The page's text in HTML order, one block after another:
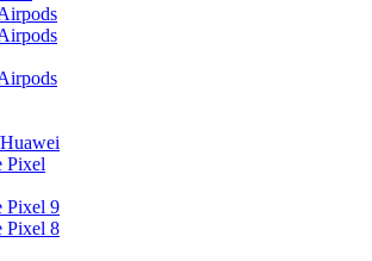
Pixel
Pixel 9
Pixel 8